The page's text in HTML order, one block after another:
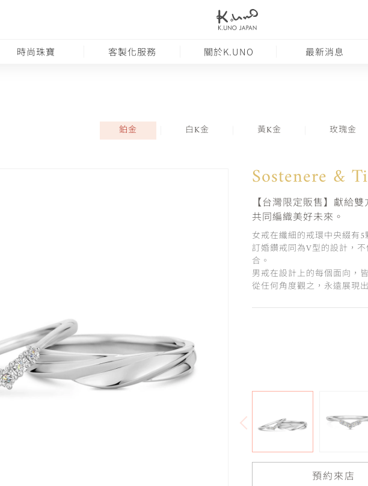
時尚珠寶 客製化服務 關於K.UNO 最新消息
鉑金 白K金 黃K金 玫瑰金
Sostenere &
【台灣限定販售】獻給
共同編織美好未來。
女戒在纖細的戒環中央綴有
訂婚鑽戒同為V型的設計，
合。
男戒在設計上的每個面向，
從任何角度觀之，永遠展現
預約來店